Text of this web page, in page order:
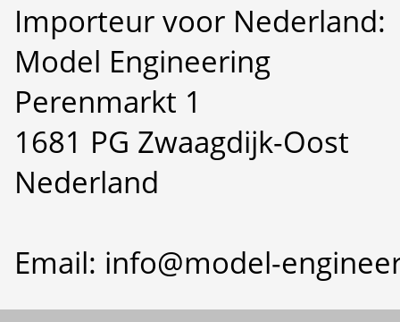
Importeur voor Nederland:
Model Engineering
Perenmarkt 1
1681 PG Zwaagdijk-Oost
Nederland
Email: info@model-